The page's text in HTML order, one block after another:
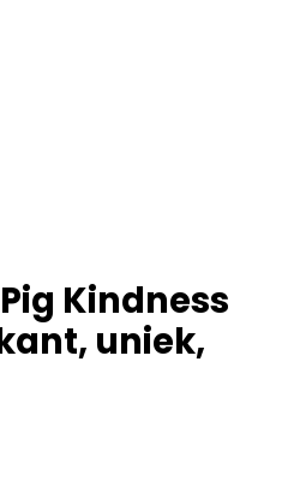
Kindness
uniek,